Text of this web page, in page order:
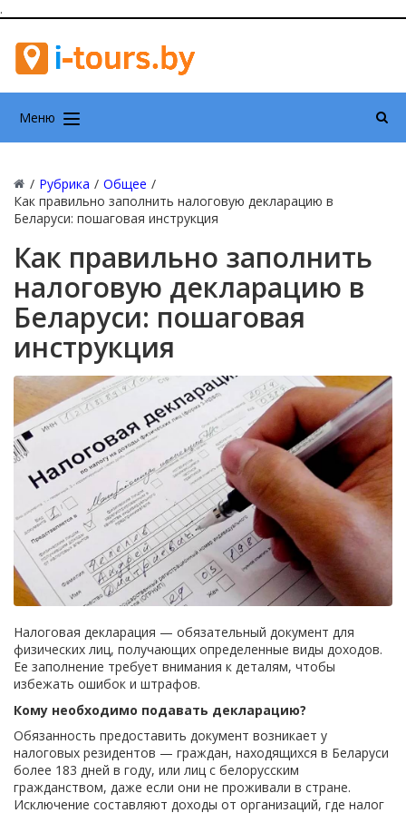
.
Меню
/ Рубрика / Общее /
Как правильно заполнить налоговую декларацию в
Беларуси: пошаговая инструкция
Как правильно заполнить
налоговую декларацию в
Беларуси: пошаговая
инструкция
Налоговая декларация — обязательный документ для
физических лиц, получающих определенные виды доходов.
Ее заполнение требует внимания к деталям, чтобы
избежать ошибок и штрафов.
Кому необходимо подавать декларацию?
Обязанность предоставить документ возникает у
налоговых резидентов — граждан, находящихся в Беларуси
более 183 дней в году, или лиц с белорусским
гражданством, даже если они не проживали в стране.
Исключение составляют доходы от организаций, где налог